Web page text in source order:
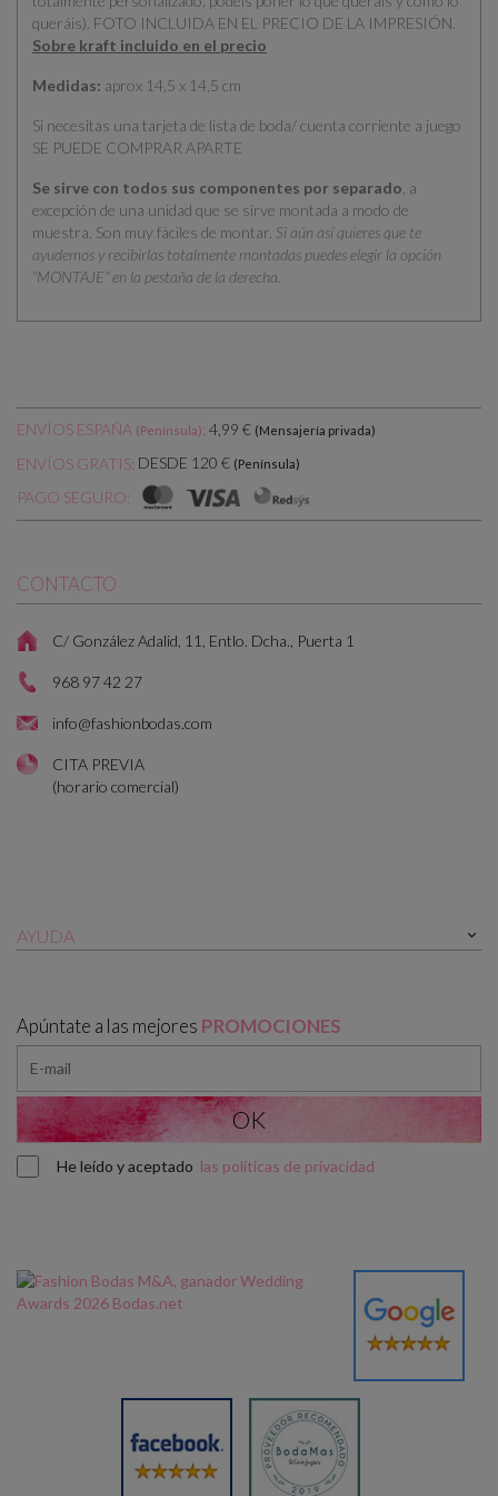
queráis). FOTO INCLUIDA EN EL PRECIO DE LA IMPRESIÓN.
Sobre kraft incluido en el precio
Medidas: aprox 14,5 x 14,5 cm
Si necesitas una tarjeta de lista de boda/ cuenta corriente a juego
SE PUEDE COMPRAR APARTE
Se sirve con todos sus componentes por separado , a
excepción de una unidad que se sirve montada a modo de
muestra. Son muy fáciles de montar. Si aún así quieres que te
ayudemos y recibirlas totalmente montadas puedes elegir la opción
“MONTAJE” en la pestaña de la derecha.
ENVÍOS ESPAÑA (Península): 4,99 € (Mensajería privada)
ENVÍOS GRATIS: DESDE 120 € (Península)
PAGO SEGURO:
CONTACTO
C/ González Adalid, 11, Entlo. Dcha., Puerta 1
968 97 42 27
info@fashionbodas.com
CITA PREVIA
(horario comercial)
AYUDA 
Apúntate a las mejores PROMOCIONES
He leído y aceptado las políticas de privacidad